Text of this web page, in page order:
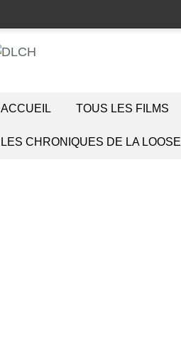
ACCUEIL TOUS LES FILMS
LES CHRONIQUES DE LA LOOSE